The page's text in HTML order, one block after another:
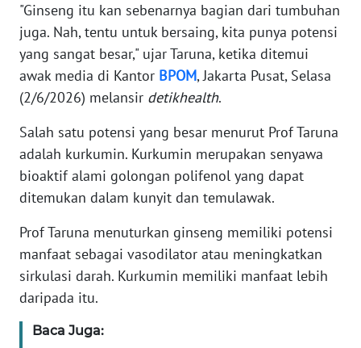
"Ginseng itu kan sebenarnya bagian dari tumbuhan
juga. Nah, tentu untuk bersaing, kita punya potensi
yang sangat besar," ujar Taruna, ketika ditemui
awak media di Kantor BPOM, Jakarta Pusat, Selasa
(2/6/2026) melansir detikhealth.
Salah satu potensi yang besar menurut Prof Taruna
adalah kurkumin. Kurkumin merupakan senyawa
bioaktif alami golongan polifenol yang dapat
ditemukan dalam kunyit dan temulawak.
Prof Taruna menuturkan ginseng memiliki potensi
manfaat sebagai vasodilator atau meningkatkan
sirkulasi darah. Kurkumin memiliki manfaat lebih
daripada itu.
Baca Juga:
REDAKSI
KARIR
DISCLAIMER
Wahana
News
Regional
WN
SUMUT
WN